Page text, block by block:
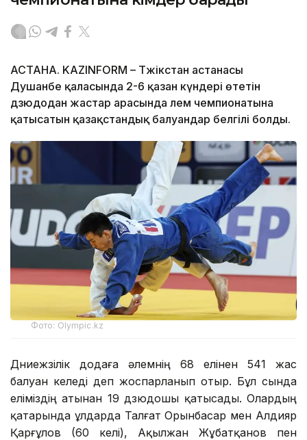
АСТАНА. KAZINFORM – Тәжікстан астанасы
Душанбе қаласында 2-6 қазан күндері өтетін
дзюдодан жастар арасында әлем чемпионатына
қатысатын қазақстандық балуандар белгілі болды.
Фото: Olympic.kz
Дүниежүзілік додаға әлемнің 68 елінен 541 жас
балуан келеді деп жоспарланып отыр. Бұл сында
еліміздің атынан 19 дзюдошы қатысады. Олардың
қатарында ұлдарда Талғат Орынбасар мен Алдияр
Қарғұлов (60 келі), Ақылжан Жұбатқанов пен